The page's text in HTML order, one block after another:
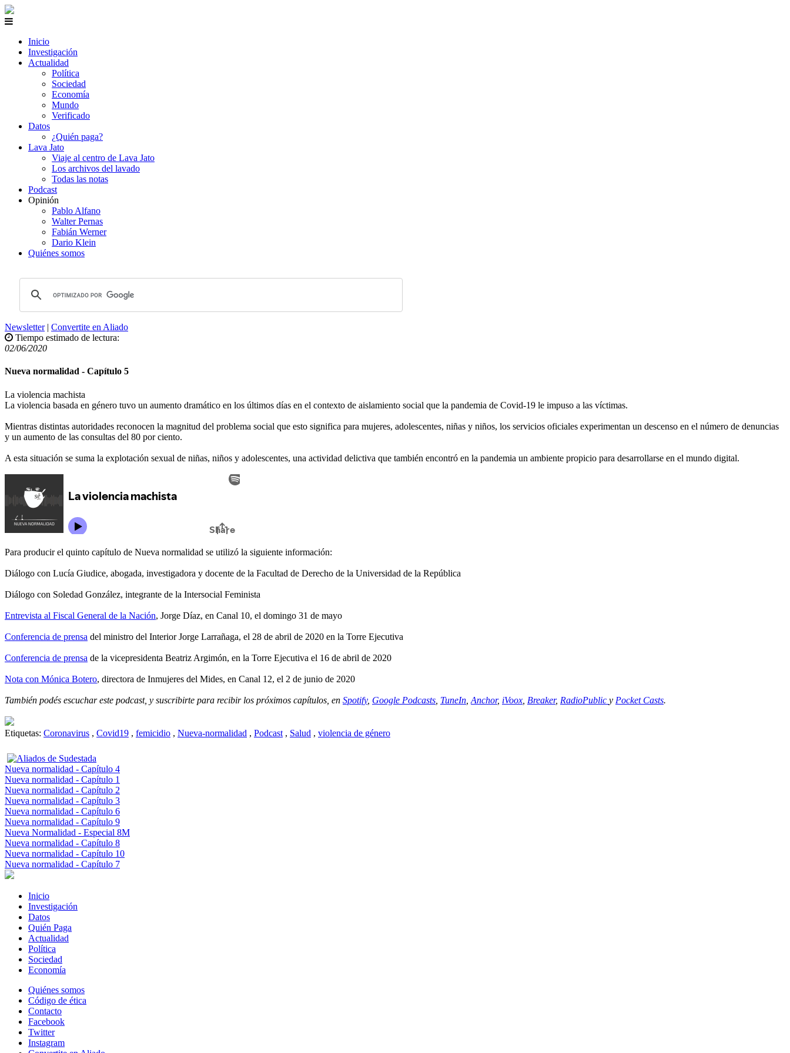
Inicio
Investigación
Actualidad
Política
Sociedad
Economía
Mundo
Verificado
Datos
¿Quién paga?
Lava Jato
Viaje al centro de Lava Jato
Los archivos del lavado
Todas las notas
Podcast
Opinión
Pablo Alfano
Walter Pernas
Fabián Werner
Dario Klein
Quiénes somos
Newsletter| Convertite en Aliado
Tiempo estimado de lectura:
02/06/2020
Nueva normalidad - Capítulo 5
La violencia machista
La violencia basada en género tuvo un aumento dramático en los últimos días en el contexto de aislamiento social que la pandemia de Covid-19 le impuso a las víctimas.
Mientras distintas autoridades reconocen la magnitud del problema social que esto significa para mujeres, adolescentes, niñas y niños, los servicios oficiales experimentan un descenso en el número de denuncias
y un aumento de las consultas del 80 por ciento.
A esta situación se suma la explotación sexual de niñas, niños y adolescentes, una actividad delictiva que también encontró en la pandemia un ambiente propicio para desarrollarse en el mundo digital.
Para producir el quinto capítulo de Nueva normalidad se utilizó la siguiente información:
Diálogo con Lucía Giudice, abogada, investigadora y docente de la Facultad de Derecho de la Universidad de la República
Diálogo con Soledad González, integrante de la Intersocial Feminista
Entrevista al Fiscal General de la Nación, Jorge Díaz, en Canal 10, el domingo 31 de mayo
Conferencia de prensa del ministro del Interior Jorge Larrañaga, el 28 de abril de 2020 en la Torre Ejecutiva
Conferencia de prensa de la vicepresidenta Beatriz Argimón, en la Torre Ejecutiva el 16 de abril de 2020
Nota con Mónica Botero, directora de Inmujeres del Mides, en Canal 12, el 2 de junio de 2020
También podés escuchar este podcast, y suscribirte para recibir los próximos capítulos, en Spotify, Google Podcasts TuneIn Anchor, iVoox Breaker, RadioPublic y Pocket Casts.
Etiquetas: Coronavirus , Covid19 , femicidio , Nueva-normalidad , Podcast , Salud , violencia de género
Nueva normalidad - Capítulo 4
Nueva normalidad - Capítulo 1
Nueva normalidad - Capítulo 2
Nueva normalidad - Capítulo 3
Nueva normalidad - Capítulo 6
Nueva normalidad - Capítulo 9
Nueva Normalidad - Especial 8M
Nueva normalidad - Capítulo 8
Nueva normalidad - Capítulo 10
Nueva normalidad - Capítulo 7
Inicio
Investigación
Datos
Quién Paga
Actualidad
Política
Sociedad
Economía
Quiénes somos
Código de ética
Contacto
Facebook
Twitter
Instagram